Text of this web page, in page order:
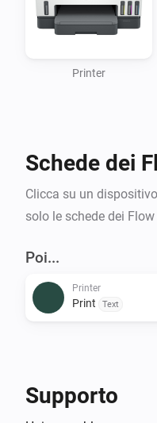
Printer
Schede dei
Clicca su un
solo le schede dei
Poi...
Printer
Print Text
Supporto